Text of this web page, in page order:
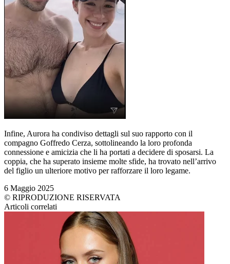
Infine, Aurora ha condiviso dettagli sul suo rapporto con il
compagno Goffredo Cerza, sottolineando la loro profonda
connessione e amicizia che li ha portati a decidere di sposarsi. La
coppia, che ha superato insieme molte sfide, ha trovato nell’arrivo
del figlio un ulteriore motivo per rafforzare il loro legame.
6 Maggio 2025
© RIPRODUZIONE RISERVATA
Articoli correlati